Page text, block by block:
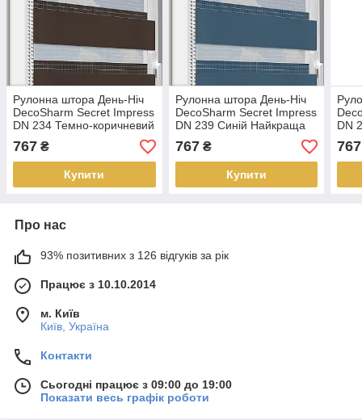
Рулонна штора День-Ніч
DecoSharm Secret Impress
DN 234 Темно-коричневий
Найкраща якість
767 ₴
Купити
Рулонна штора День-Ніч
DecoSharm Secret Impress
DN 239 Синій Найкраща
якість
767₴
Купити
DN
767
Про нас
93% позитивних з 126 відгуків за рік
Працює з 10.10.2014
м. Київ
Київ, Україна
Контакти
Сьогодні працює з 09:00 до 19:00
Показати весь графік роботи